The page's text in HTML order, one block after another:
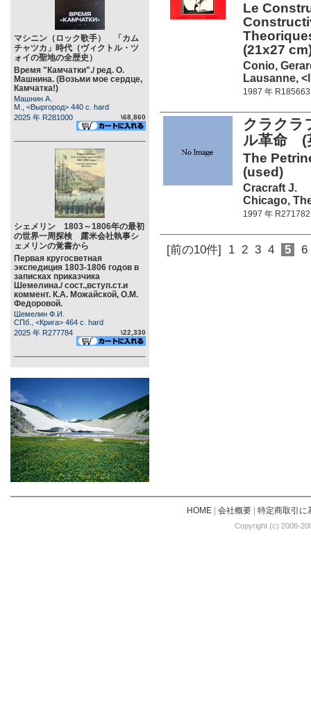
マシニン（ロック歌手） 「カム
チャツカ」時代（ヴィクトル・ツ
ォイの聖地の全歴史）
Время "Камчатки"./ ред. О.
Машнина. (Возьми мое сердце,
Камчатка!)
Машнин А.
М., <Выргород> 440 c. hard
2025 年 R281000
\68,860
シェメリン 1803～1806年の最初
の世界一周探検 露米会社執事シ
ェメリンの覚書から
Первая кругосветная
экспедиция 1803-1806 годов в
записках приказчика
Шемелина./ сост.,вступ.ст.и
коммент. К.А. Можайской, О.М.
Федоровой.
Шемелин Ф.И.
СПб., <Крига> 464 c. hard
2025 年 R277784
\22,330
Le
(21x27
Conio,
Lausanne,
1987 年 R185663
クラクラ
ル革命 (
The
(used)
Cracraft J.
Chicago,
1997 年 R271782
[前の10件] 1 2 3 4 5 6
HOME| 会社概要| 特定商取引に
Copyright (c) 2006-